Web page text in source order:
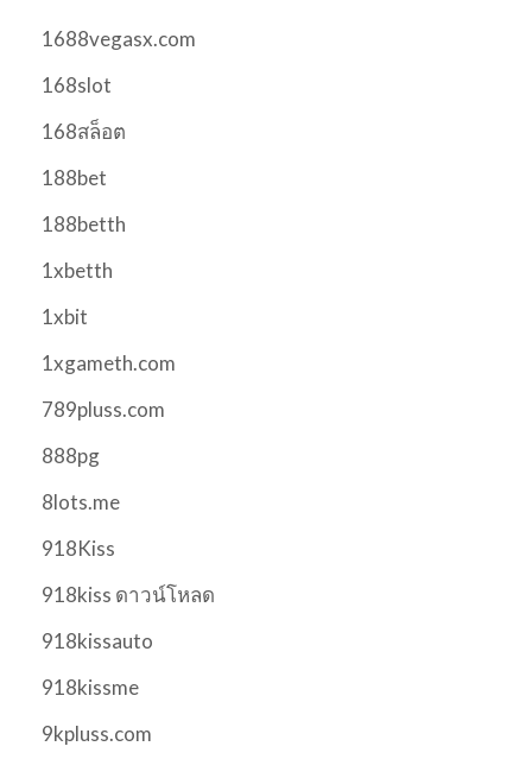
1688vegasx.com
168slot
168สล็อต
188bet
188betth
1xbetth
1xbit
1xgameth.com
789pluss.com
888pg
8lots.me
918Kiss
918kiss ดาวน์โหลด
918kissauto
918kissme
9kpluss.com